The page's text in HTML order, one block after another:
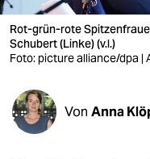
verlag
veranstaltungen
fragen & hilfe
Rot-grün-rote
Schubert (Linke) (v.l.)
Foto: picture alliance/dpa |
Von Anna